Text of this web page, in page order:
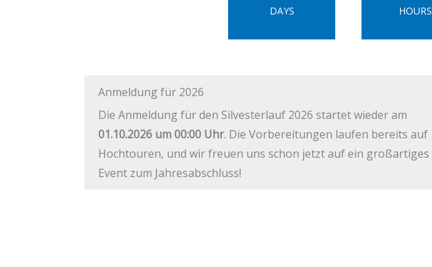
DAYS HOURS
Anmeldung für 2026
Die Anmeldung für den Silvesterlauf 2026 startet wieder am
01.10.2026 um 00:00 Uhr. Die Vorbereitungen laufen bereits auf
Hochtouren, und wir freuen uns schon jetzt auf ein großartiges
Event zum Jahresabschluss!